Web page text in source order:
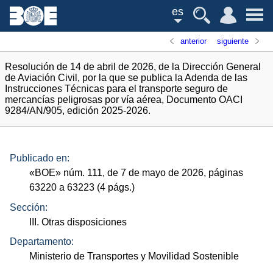
es
anterior siguiente
Resolución de 14 de abril de 2026, de la Dirección General
de Aviación Civil, por la que se publica la Adenda de las
Instrucciones Técnicas para el transporte seguro de
mercancías peligrosas por vía aérea, Documento OACI
9284/AN/905, edición 2025-2026.
Publicado en:
«BOE» núm. 111, de 7 de mayo de 2026, páginas
63220 a 63223 (4 págs.)
Sección:
III. Otras disposiciones
Departamento:
Ministerio de Transportes y Movilidad Sostenible